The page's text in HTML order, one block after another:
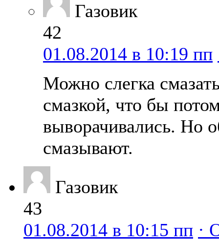
Газовик
42
01.08.2014 в 10:19 пп
Можно слегка
смазкой, что бы
выворачивались. Но
смазывают.
Газовик
43
01.08.2014 в 10:15 пп ·